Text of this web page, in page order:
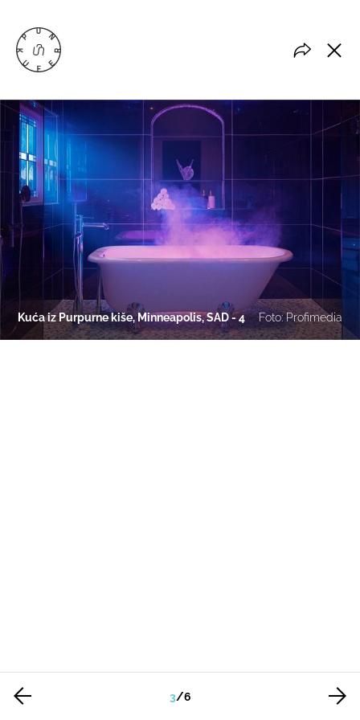
Kuća iz Purpurne kiše, Minneapolis, SAD - 4 Foto: Profimedia
3/6